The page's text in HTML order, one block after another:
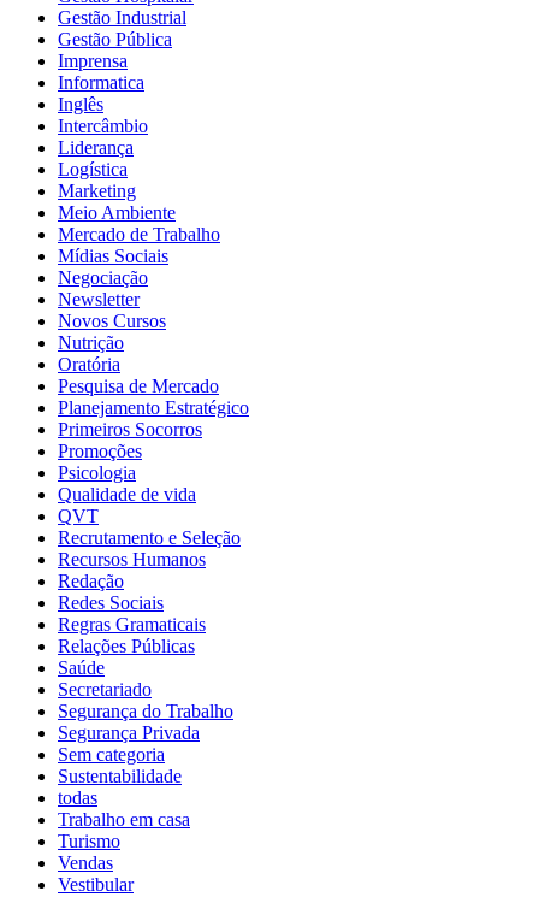
Gestão Industrial
Gestão Pública
Imprensa
Informatica
Inglês
Intercâmbio
Liderança
Logística
Marketing
Meio Ambiente
Mercado de Trabalho
Mídias Sociais
Negociação
Newsletter
Novos Cursos
Nutrição
Oratória
Pesquisa de Mercado
Planejamento Estratégico
Primeiros Socorros
Promoções
Psicologia
Qualidade de vida
QVT
Recrutamento e Seleção
Recursos Humanos
Redação
Redes Sociais
Regras Gramaticais
Relações Públicas
Saúde
Secretariado
Segurança do Trabalho
Segurança Privada
Sem categoria
Sustentabilidade
todas
Trabalho em casa
Turismo
Vendas
Vestibular